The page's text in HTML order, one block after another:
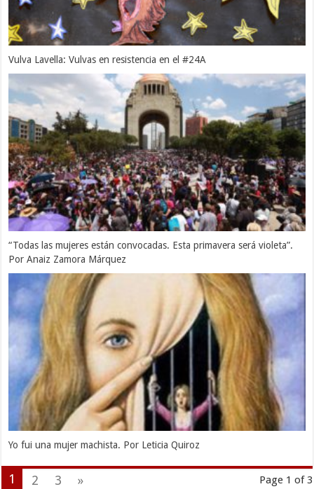
Vulva Lavella: Vulvas en resistencia en el #24A
“Todas las mujeres están convocadas. Esta primavera será violeta”.
Por Anaiz Zamora Márquez
Yo fui una mujer machista. Por Leticia Quiroz
Page 1 of 3
1 2 3 »